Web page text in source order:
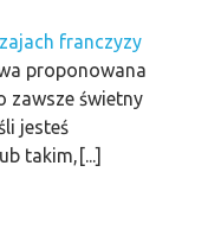
franczyzy
proponowana
zawsze świetny
jesteś
takim,[...]